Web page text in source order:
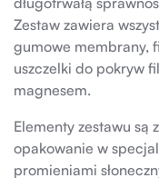
Zestaw zawiera
gumowe membrany,
uszczelki do pokryw
magnesem.
Elementy zestawu są
opakowanie w
promieniami